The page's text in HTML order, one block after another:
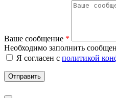
Ваше сообщение *
Необходимо заполнить
Я согласен с политикой
Отправить